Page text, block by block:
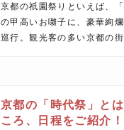
京都の祇園祭りといえば、「
の甲高いお囃子に、豪華絢
巡行。観光客の多い京都の
京都の「時代祭」と
ころ、日程をご紹介！